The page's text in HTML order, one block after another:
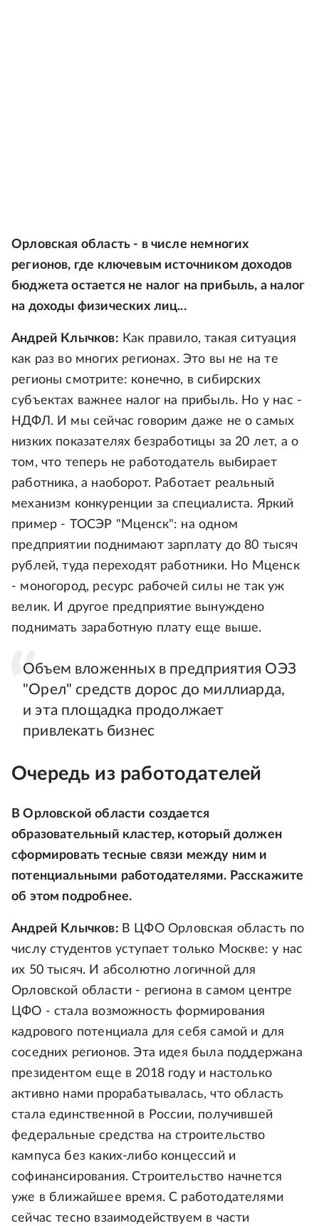
Орловская область - в числе немногих
регионов, где ключевым источником доходов
бюджета остается не налог на прибыль, а налог
на доходы физических лиц...
Андрей Клычков: Как правило, такая ситуация
как раз во многих регионах. Это вы не на те
регионы смотрите: конечно, в сибирских
субъектах важнее налог на прибыль. Но у нас -
НДФЛ. И мы сейчас говорим даже не о самых
низких показателях безработицы за 20 лет, а о
том, что теперь не работодатель выбирает
работника, а наоборот. Работает реальный
механизм конкуренции за специалиста. Яркий
пример - ТОСЭР "Мценск": на одном
предприятии поднимают зарплату до 80 тысяч
рублей, туда переходят работники. Но Мценск
- моногород, ресурс рабочей силы не так уж
велик. И другое предприятие вынуждено
поднимать заработную плату еще выше.
Объем вложенных в предприятия ОЭЗ
"Орел" средств дорос до миллиарда,
и эта площадка продолжает
привлекать бизнес
Очередь из работодателей
В Орловской области создается
образовательный кластер, который должен
сформировать тесные связи между ним и
потенциальными работодателями. Расскажите
об этом подробнее.
Андрей Клычков: В ЦФО Орловская область по
числу студентов уступает только Москве: у нас
их 50 тысяч. И абсолютно логичной для
Орловской области - региона в самом центре
ЦФО - стала возможность формирования
кадрового потенциала для себя самой и для
соседних регионов. Эта идея была поддержана
президентом еще в 2018 году и настолько
активно нами прорабатывалась, что область
стала единственной в России, получившей
федеральные средства на строительство
кампуса без каких-либо концессий и
софинансирования. Строительство начнется
уже в ближайшее время. С работодателями
сейчас тесно взаимодействуем в части